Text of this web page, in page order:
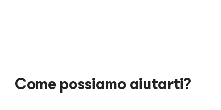
Come possiamo aiutarti?